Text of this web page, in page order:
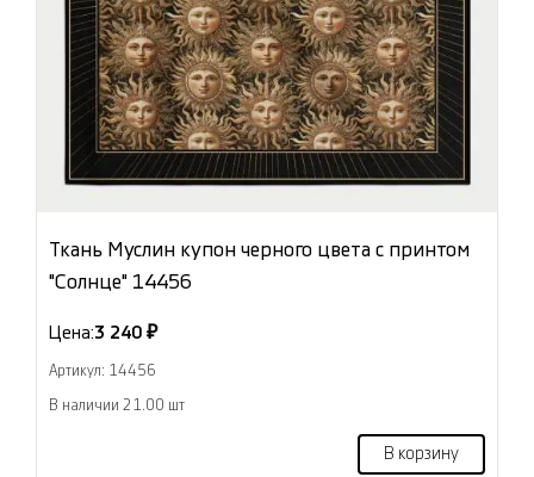
Ткань Муслин купон черного цвета с принтом
"Солнце" 14456
Цена:3 240 ₽
Артикул: 14456
В наличии 21.00 шт
В корзину